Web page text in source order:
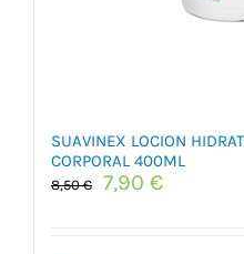
SUAVINEX LOCION
CORPORAL 400ML
8,50€
El
7,90 €El